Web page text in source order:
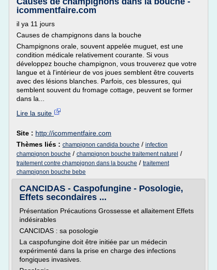
icommentfaire.com
il ya 11 jours
Causes de champignons dans la bouche
Champignons orale, souvent appelée muguet, est une
condition médicale relativement courante. Si vous
développez bouche champignon, vous trouverez que votre
langue et à l'intérieur de vos joues semblent être couverts
avec des lésions blanches. Parfois, ces blessures, qui
semblent souvent du fromage cottage, peuvent se former
dans la...
Lire la suite
Site : http://icommentfaire.com
Thèmes liés : champignon candida bouche / infection
champignon bouche / champignon bouche traitement naturel /
traitement contre champignon dans la bouche / traitement
champignon bouche bebe
CANCIDAS - Caspofungine - Posologie,
Effets secondaires ...
Présentation Précautions Grossesse et allaitement Effets
indésirables
CANCIDAS : sa posologie
La caspofungine doit être initiée par un médecin
expérimenté dans la prise en charge des infections
fongiques invasives.